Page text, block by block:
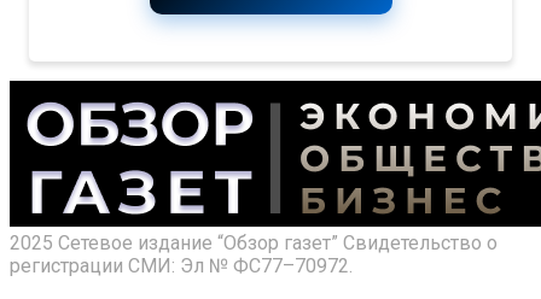
2025 Сетевое издание “Обзор газет” Свидетельство о
регистрации СМИ: Эл № ФС77–70972.